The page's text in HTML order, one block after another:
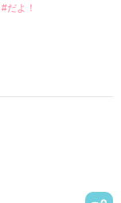
#だよ！